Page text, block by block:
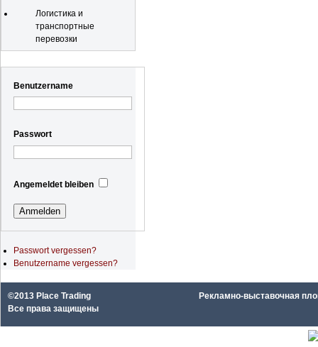
Логистика и
транспортные
перевозки
Benutzername
Passwort
Angemeldet bleiben
Passwort vergessen?
Benutzername vergessen?
©2013 Place Trading
Все права защищены
Рекламно-выставочная